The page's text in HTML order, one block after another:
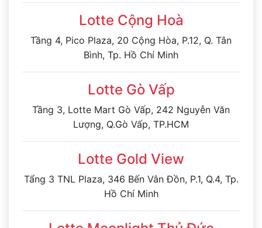
Lotte Cộng Hoà
Tầng 4, Pico Plaza, 20 Cộng Hòa, P.12, Q. Tân
Bình, Tp. Hồ Chí Minh
Lotte Gò Vấp
Tầng 3, Lotte Mart Gò Vấp, 242 Nguyễn Văn
Lượng, Q.Gò Vấp, TP.HCM
Lotte Gold View
Tẩng 3 TNL Plaza, 346 Bến Vân Đồn, P.1, Q.4, Tp.
Hồ Chí Minh